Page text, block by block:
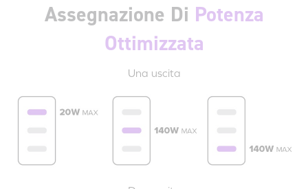
Assegnazione Di Potenza
Ottimizzata
Una uscita